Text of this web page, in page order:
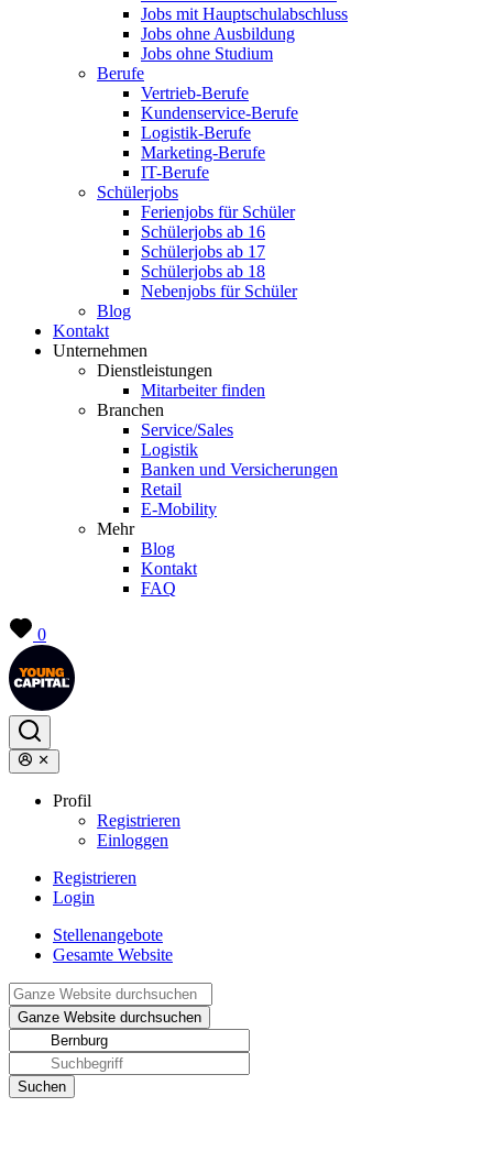
Jobs mit Hauptschulabschluss
Jobs ohne Ausbildung
Jobs ohne Studium
Berufe
Vertrieb-Berufe
Kundenservice-Berufe
Logistik-Berufe
Marketing-Berufe
IT-Berufe
Schülerjobs
Ferienjobs für Schüler
Schülerjobs ab 16
Schülerjobs ab 17
Schülerjobs ab 18
Nebenjobs für Schüler
Blog
Kontakt
Unternehmen
Dienstleistungen
Mitarbeiter finden
Branchen
Service/Sales
Logistik
Banken und Versicherungen
Retail
E-Mobility
Mehr
Blog
Kontakt
FAQ
0
Profil
Registrieren
Einloggen
Registrieren
Login
Stellenangebote
Gesamte Website